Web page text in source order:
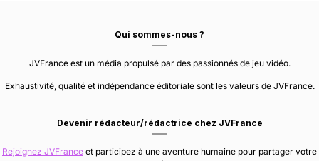
Qui sommes-nous ?
JVFrance est un média propulsé par des passionnés de jeu vidéo.
Exhaustivité, qualité et indépendance éditoriale sont les valeurs de JVFrance.
Devenir rédacteur/rédactrice chez JVFrance
Rejoignez JVFrance et participez à une aventure humaine pour partager votre